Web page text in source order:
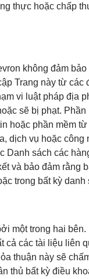
thực hoặc chấp
không đảm
Trang này từ các
vi luật pháp địa
sẽ bị phạt.
hoặc phần mềm
dịch vụ hoặc
Danh sách các
và bảo đảm
trong bất kỳ danh
một trong hai
các tài liệu liên
thuận này sẽ
thủ bất kỳ điều